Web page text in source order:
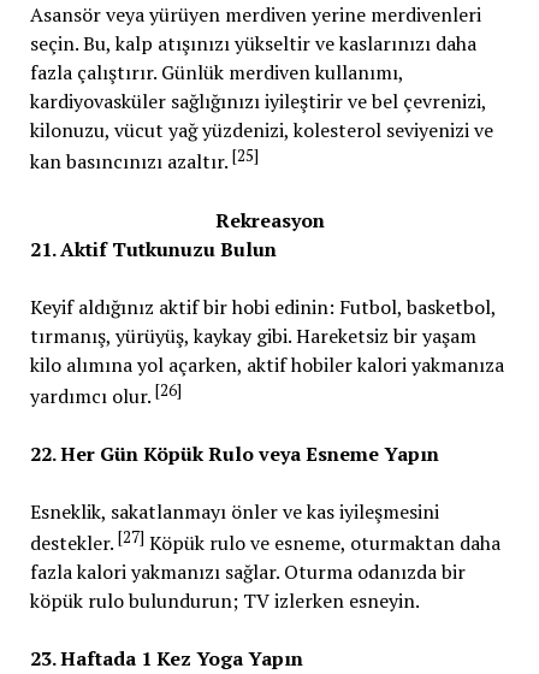
Asansör veya yürüyen merdiven yerine merdivenleri
seçin. Bu, kalp atışınızı yükseltir ve kaslarınızı daha
fazla çalıştırır. Günlük merdiven kullanımı,
kardiyovasküler sağlığınızı iyileştirir ve bel çevrenizi,
kilonuzu, vücut yağ yüzdenizi, kolesterol seviyenizi ve
kan basıncınızı azaltır. [25]
Rekreasyon
21. Aktif Tutkunuzu Bulun
Keyif aldığınız aktif bir hobi edinin: Futbol, basketbol,
tırmanış, yürüyüş, kaykay gibi. Hareketsiz bir yaşam
kilo alımına yol açarken, aktif hobiler kalori yakmanıza
yardımcı olur. [26]
22. Her Gün Köpük Rulo veya Esneme Yapın
Esneklik, sakatlanmayı önler ve kas iyileşmesini
destekler. [27] Köpük rulo ve esneme, oturmaktan daha
fazla kalori yakmanızı sağlar. Oturma odanızda bir
köpük rulo bulundurun; TV izlerken esneyin.
23. Haftada 1 Kez Yoga Yapın